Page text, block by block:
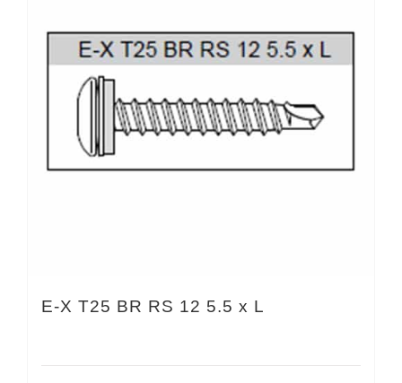
E-X T25 BR RS 12 5.5 x L